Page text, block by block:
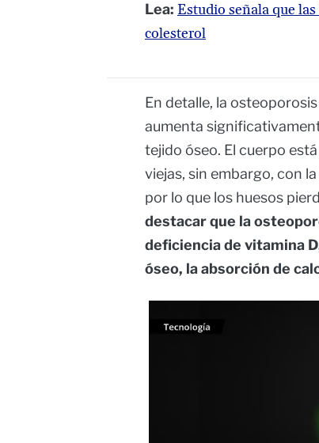
Lea: Estudio señala que
colesterol
En detalle, la
aumenta
tejido óseo. El cuerpo
viejas, sin embargo, con
por lo que los huesos
destacar que la
deficiencia de vitamina
óseo, la absorción de